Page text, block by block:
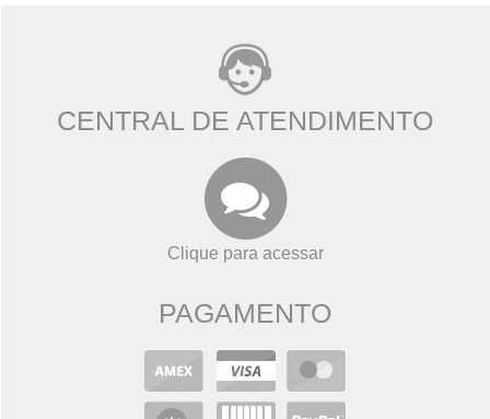
CENTRAL DE ATENDIMENTO
Clique para acessar
PAGAMENTO